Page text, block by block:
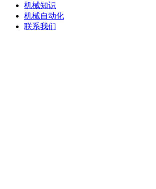
机械知识
机械自动化
联系我们